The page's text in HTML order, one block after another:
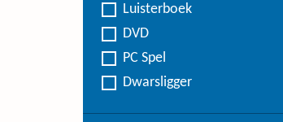
Luisterboek
DVD
PC Spel
Dwarsligger